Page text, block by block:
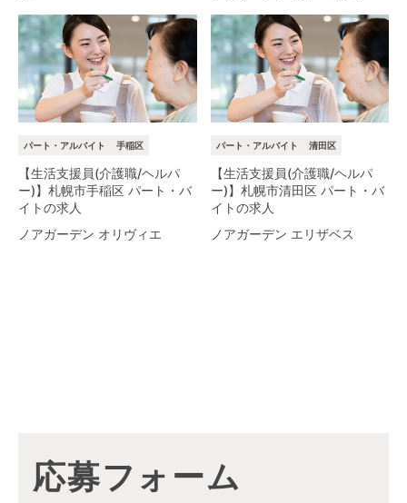
パート・アルバイト 手稲区
【生活支援員(介護職/ヘルパ
ー)】札幌市手稲区 パート・バ
イトの求人
ノアガーデン オリヴィエ
パート・アルバイト 清田区
【生活支援員(介護職/ヘルパ
ー)】札幌市清田区 パート・バ
イトの求人
ノアガーデン エリザベス
応募フォーム